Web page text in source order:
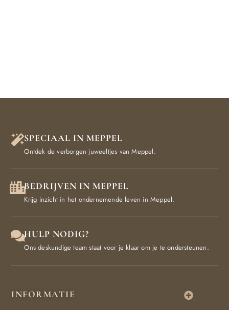
SPECIAAL IN MEPPEL
Ontdek de verborgen juweeltjes van Meppel.
BEDRIJVEN IN MEPPEL
Krijg inzicht in het ondernemende leven in Meppel.
HULP NODIG?
Ons deskundige team staat voor je klaar om je te ondersteunen.
INFORMATIE